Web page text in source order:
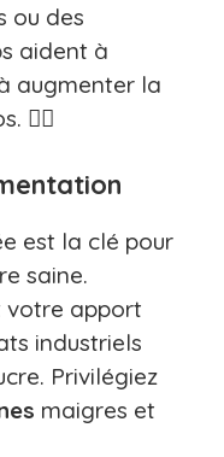
ou des
aident à
augmenter la
🏃‍♂️
est la clé pour
saine.
votre apport
industriels
Privilégiez
maigres et